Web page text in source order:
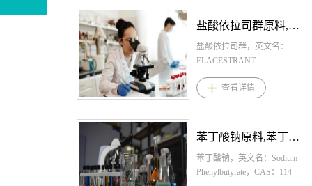
桐晖药业提供芬地酸氯哌斯
汀/芬地酸氯哌丁，芬地酸氯
哌斯汀/芬地酸氯哌丁原料，
芬地酸氯哌斯汀/芬地酸氯哌
汀/芬地酸氯哌丁剂型规格片
丁用法用量片剂，每日剂量
为:1岁以下7.5mg，2岁以上4
岁以下7.515mg，4岁以上7岁
以下1530mg，分三次口服给
盐酸依拉司群原料,盐酸依拉司群原料药--立项推荐
盐酸依拉司群，英文名：
ELACESTRANT
CAS：1349723-93-8，化学
依拉司群原料,盐酸依拉司群
原料药。 1.盐酸依拉司群规
格： 片剂：345mg、86mg 2.
盐酸依拉司群用法用量： 推
查看详情
苯丁酸钠原料,苯丁酸钠原料药--立项推荐
苯丁酸钠，英文名：Sodium
Phenylbutyrate，CAS：114-